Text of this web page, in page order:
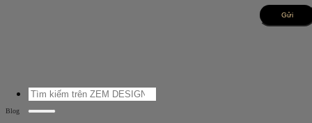
Tìm
kiếm:
Blog